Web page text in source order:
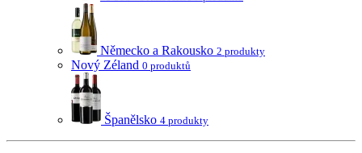
Německo a Rakousko 2 produkty
Nový Zéland 0 produktů
Španělsko 4 produkty